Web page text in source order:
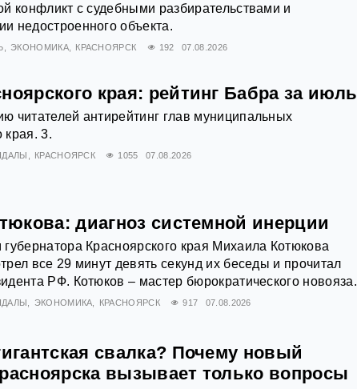
конфликт с судебными разбирательствами и
недостроенного объекта.
ЭКОНОМИКА КРАСНОЯРСК 192 07.08.2026
края: рейтинг Бабра за июль
читателей антирейтинг глав муниципальных
края. 3.
КРАСНОЯРСК 1055 07.08.2026
диагноз системной инерции
Красноярского края Михаила Котюкова
все 29 минут девять секунд их беседы и прочитал
РФ. Котюков – мастер бюрократического новояза.
ЭКОНОМИКА КРАСНОЯРСК 917 07.08.2026
свалка? Почему новый
вызывает только вопросы